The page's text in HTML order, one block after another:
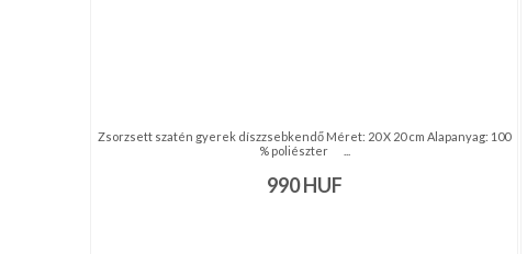
Zsorzsett szatén gyerek díszzsebkendő Méret: 20 X 20 cm Alapanyag: 100
% poliészter ...
990HUF